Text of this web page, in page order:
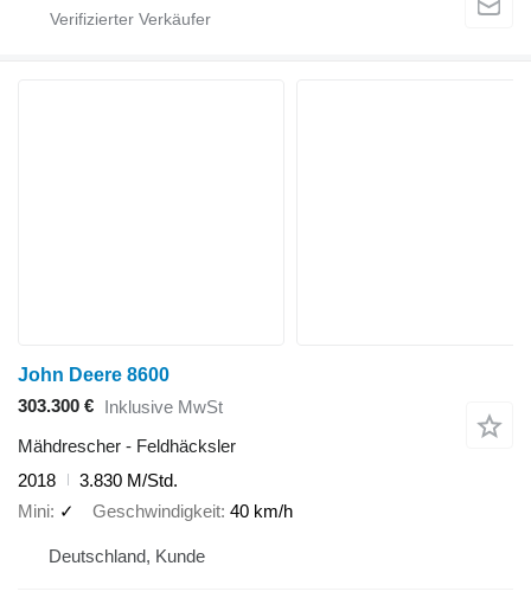
John Deere 8600
303.300 € Inklusive MwSt
Mähdrescher - Feldhäcksler
2018
3.830 M/Std.
Mini ✓ Geschwindigkeit 40 km/h
Deutschland, Kunde